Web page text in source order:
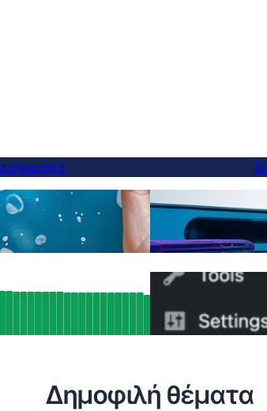
ΤΝ
შედეგები: როგორ
Τελικά,
στο Weglot
σε 5 λεπτά
FluentC σε
Δημοφιλή θέματα